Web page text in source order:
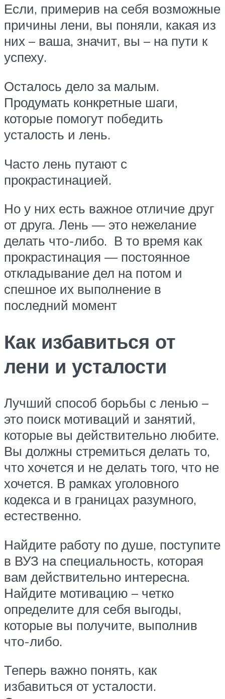
Если, примерив на себя возможные
причины лени, вы поняли, какая из
них – ваша, значит, вы – на пути к
успеху.
Осталось дело за малым.
Продумать конкретные шаги,
которые помогут победить
усталость и лень.
Часто лень путают с
прокрастинацией.
Но у них есть важное отличие друг
от друга. Лень — это нежелание
делать что-либо. В то время как
прокрастинация — постоянное
откладывание дел на потом и
спешное их выполнение в
последний момент
Как избавиться от
лени и усталости
Лучший способ борьбы с ленью –
это поиск мотиваций и занятий,
которые вы действительно любите.
Вы должны стремиться делать то,
что хочется и не делать того, что не
хочется. В рамках уголовного
кодекса и в границах разумного,
естественно.
Найдите работу по душе, поступите
в ВУЗ на специальность, которая
вам действительно интересна.
Найдите мотивацию – четко
определите для себя выгоды,
которые вы получите, выполнив
что-либо.
Теперь важно понять, как
избавиться от усталости.